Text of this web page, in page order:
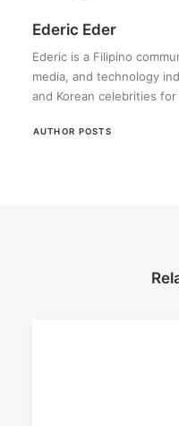
Ederic Eder
Ederic is a Filipino
media, and technology
and Korean celebrities for
AUTHOR POSTS